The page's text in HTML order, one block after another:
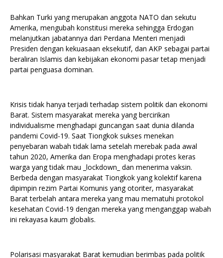
Bahkan Turki yang merupakan anggota NATO dan sekutu
Amerika, mengubah konstitusi mereka sehingga Erdogan
melanjutkan jabatannya dari Perdana Menteri menjadi
Presiden dengan kekuasaan eksekutif, dan AKP sebagai partai
beraliran Islamis dan kebijakan ekonomi pasar tetap menjadi
partai penguasa dominan.
Krisis tidak hanya terjadi terhadap sistem politik dan ekonomi
Barat. Sistem masyarakat mereka yang bercirikan
individualisme menghadapi guncangan saat dunia dilanda
pandemi Covid-19. Saat Tiongkok sukses menekan
penyebaran wabah tidak lama setelah merebak pada awal
tahun 2020, Amerika dan Eropa menghadapi protes keras
warga yang tidak mau _lockdown_ dan menerima vaksin.
Berbeda dengan masyarakat Tiongkok yang kolektif karena
dipimpin rezim Partai Komunis yang otoriter, masyarakat
Barat terbelah antara mereka yang mau mematuhi protokol
kesehatan Covid-19 dengan mereka yang menganggap wabah
ini rekayasa kaum globalis.
Polarisasi masyarakat Barat kemudian berimbas pada politik